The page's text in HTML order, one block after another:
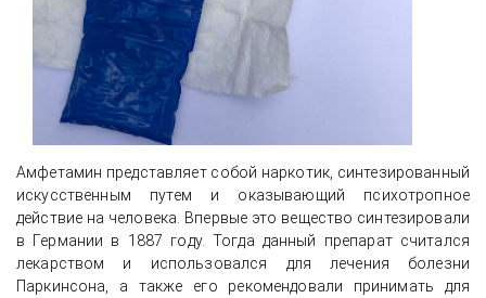
Амфетамин представляет собой наркотик, синтезированный
искусственным путем и оказывающий психотропное
действие на человека. Впервые это вещество синтезировали
в Германии в 1887 году. Тогда данный препарат считался
лекарством и использовался для лечения болезни
Паркинсона, а также его рекомендовали принимать для